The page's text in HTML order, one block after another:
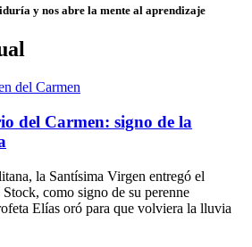
y nos abre la mente al aprendizaje
del Carmen: signo de la
la Santísima Virgen entregó el
como signo de su perenne
Elías oró para que volviera la lluvia